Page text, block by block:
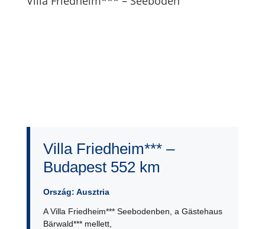
Villa Friedheim*** –
Budapest 552 km
Ország: Ausztria
A Villa Friedheim*** Seebodenben, a Gästehaus
Bärwald*** mellett,